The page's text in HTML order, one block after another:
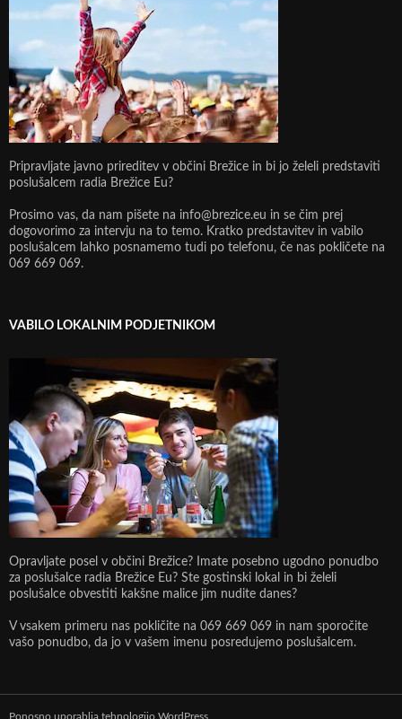
Pripravljate javno prireditev v občini Brežice in bi jo želeli predstaviti
poslušalcem radia Brežice Eu?
Prosimo vas, da nam pišete na info@brezice.eu in se čim prej
dogovorimo za intervju na to temo. Kratko predstavitev in vabilo
poslušalcem lahko posnamemo tudi po telefonu, če nas pokličete na
069 669 069.
VABILO LOKALNIM PODJETNIKOM
Opravljate posel v občini Brežice? Imate posebno ugodno ponudbo
za poslušalce radia Brežice Eu? Ste gostinski lokal in bi želeli
poslušalce obvestiti kakšne malice jim nudite danes?
V vsakem primeru nas pokličite na 069 669 069 in nam sporočite
vašo ponudbo, da jo v vašem imenu posredujemo poslušalcem.
Ponosno uporablja tehnologijo WordPress